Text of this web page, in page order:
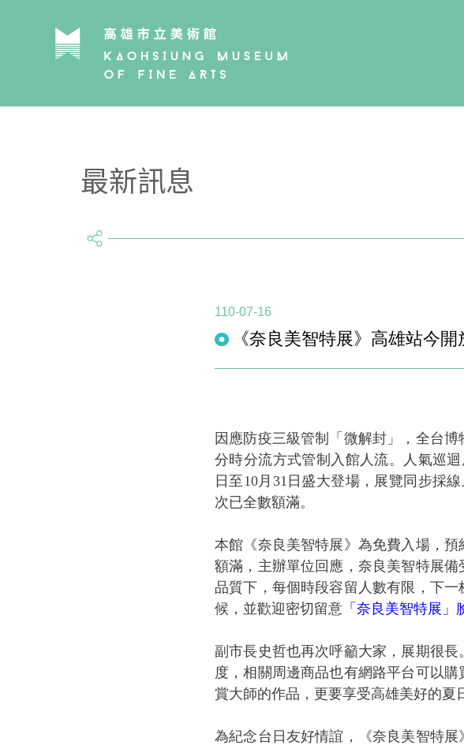
最新訊息
share
110-07-16
《奈良美智特展》高雄站今
因應防疫三級管制「微解封」，全台
分時分流方式管制入館人流。人氣巡
日至10月31日盛大登場，展覽同步採
次已全數額滿。
本館《奈良美智特展》為免費入場，
額滿，主辦單位回應，奈良美智特展
品質下，每個時段容留人數有限，下
候，並歡迎密切留意 「奈良美智特展」
副市長史哲也再次呼籲大家，展期很
度，相關周邊商品也有網路平台可以
賞大師的作品，更要享受高雄美好的夏
為紀念台日友好情誼，《奈良美智特